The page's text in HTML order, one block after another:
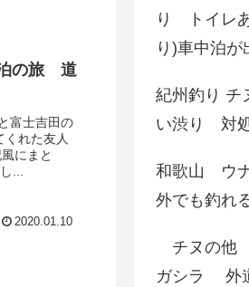
の旅 道
富士吉田の
くれた友人
にまと
...
2020.01.10
り トイレ
り)車中泊が
紀州釣り
い渋り 対
和歌山 ウ
外でも釣れ
チヌの
ガシラ 外